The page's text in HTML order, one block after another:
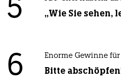
5 „Wie Sie sehen,
6 Enorme Gewinne
Bitte